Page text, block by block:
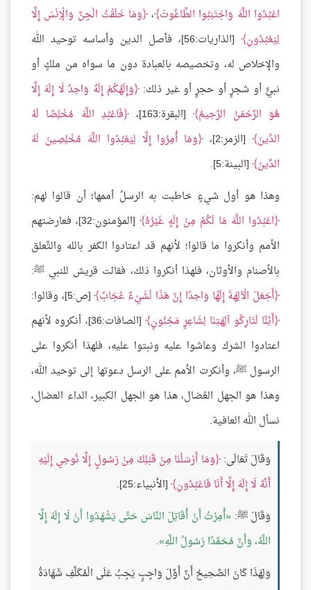
اعْبُدُوا اللَّهَ وَاجْتَنِبُوا الطَّاغُوتَ ، وَمَا خَلَقْتُ الْجِنَّ وَالْإِنْسَ إِلَّا
لِيَعْبُدُونِ
[الذاريات:56]، فأصل الدين وأساسه توحيد الله
والإخلاص له، وتخصيصه بالعبادة دون ما سواه من ملكٍ أو
نبيٍّ أو شجرٍ أو حجرٍ أو غير ذلك: وَإِلَهُكُمْ إِلَهٌ وَاحِدٌ لَا إِلَهَ إِلَّا
هُوَ الرَّحْمَنُ الرَّحِيمُ [البقرة:163]،
فَاعْبُدِ اللَّهَ مُخْلِصًا لَهُ
الدِّينَ
[الزمر:2]،
وَمَا أُمِرُوا إِلَّا لِيَعْبُدُوا اللَّهَ مُخْلِصِينَ لَهُ
الدِّينَ [البينة:5].
وهذا هو أول شيءٍ خاطبت به الرسلُ أممها؛ أن قالوا لهم:
اعْبُدُوا اللَّهَ مَا لَكُمْ مِنْ إِلَهٍ غَيْرُهُ
[المؤمنون:32]، فعارضتهم
الأمم وأنكروا ما قالوا؛ لأنهم قد اعتادوا الكفر بالله والتَّعلق
بالأصنام والأوثان، فلهذا أنكروا ذلك، فقالت قريش للنبي ﷺ:
أَجَعَلَ الْآلِهَةَ إِلَهًا وَاحِدًا إِنَّ هَذَا لَشَيْءٌ عُجَابٌ [ص:5]، وقالوا:
أَئِنَّا لَتَارِكُو آلِهَتِنَا لِشَاعِرٍ مَجْنُونٍ
[الصافات:36]، أنكروه لأنهم
اعتادوا الشرك وعاشوا عليه ونبتوا عليه، فلهذا أنكروا على
الرسول ﷺ، وأنكرت الأمم على الرسل دعوتها إلى توحيد الله،
وهذا هو الجهل العُضال، هذا هو الجهل الكبير، الداء العضال،
نسأل الله العافية.
وَقَالَ تَعَالَى: وَمَا أَرْسَلْنَا مِنْ قَبْلِكَ مِنْ رَسُولٍ إِلَّا نُوحِي إِلَيْهِ
أَنَّهُ لَا إِلَهَ إِلَّا أَنَا فَاعْبُدُونِ [الأنبياء:25].
وَقَالَ ﷺ: أُمِرْتُ أَنْ أُقَاتِلَ النَّاسَ حَتَّى يَشْهَدُوا أَنْ لَا إِلَهَ إِلَّا
اللَّهُ، وَأَنَّ مُحَمَّدًا رَسُولُ اللَّهِ .
وَلِهَذَا كَانَ الصَّحِيحُ أَنَّ أَوَّلَ وَاجِبٍ يَجِبُ عَلَى الْمُكَلَّفِ شَهَادَةُ